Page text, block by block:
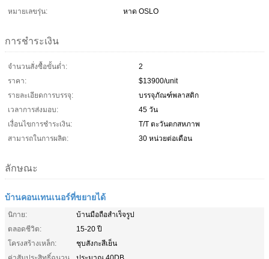
หมายเลขรุ่น:
หาด OSLO
การชำระเงิน
จำนวนสั่งซื้อขั้นต่ำ:
2
ราคา:
$13900/unit
รายละเอียดการบรรจุ:
บรรจุภัณฑ์พลาสติก
เวลาการส่งมอบ:
45 วัน
เงื่อนไขการชำระเงิน:
T/T ตะวันตกสหภาพ
สามารถในการผลิต:
30 หน่วยต่อเดือน
ลักษณะ
บ้านคอนเทนเนอร์ที่ขยายได้
นิกาย:
บ้านมือถือสำเร็จรูป
ตลอดชีวิต:
15-20 ปี
โครงสร้างเหล็ก:
ชุบสังกะสีเย็น